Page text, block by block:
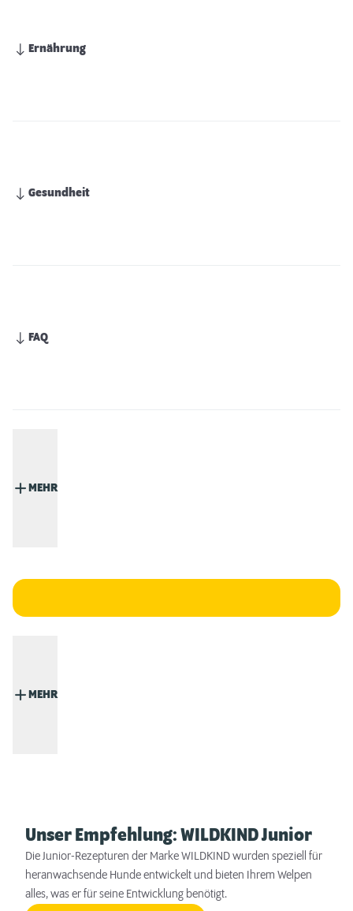
Ernährung
Gesundheit
FAQ
MEHR
MEHR
Unser Empfehlung: WILDKIND Junior
Die Junior-Rezepturen der Marke WILDKIND wurden speziell für
heranwachsende Hunde entwickelt und bieten Ihrem Welpen
alles, was er für seine Entwicklung benötigt.